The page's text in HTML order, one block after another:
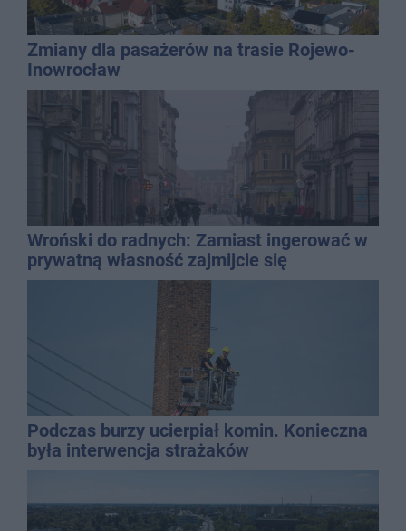
Zmiany dla pasażerów na trasie Rojewo-
Inowrocław
Wroński do radnych: Zamiast ingerować w
prywatną własność zajmijcie się
gospodarką
Podczas burzy ucierpiał komin. Konieczna
była interwencja strażaków